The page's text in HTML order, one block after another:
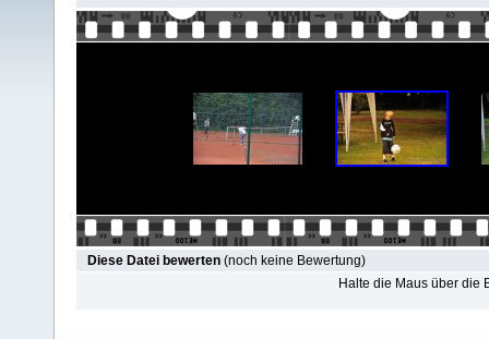
Diese Datei bewerten (noch keine Bewertung)
Halte die Maus über die